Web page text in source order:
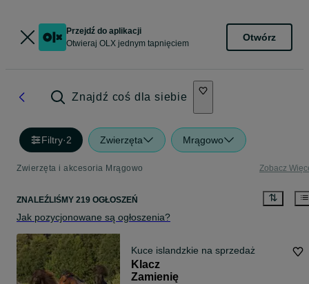
Przejdź do aplikacji
Otwieraj OLX jednym tapnięciem
Otwórz
Znajdź coś dla siebie
Filtry·2 Zwierzęta Mrągowo
Zwierzęta i akcesoria Mrągowo Zobacz
ZNALEŹLIŚMY 219 OGŁOSZEŃ
Jak pozycjonowane są ogłoszenia?
Kuce islandzkie na sprzedaż
Klacz
Zamienię